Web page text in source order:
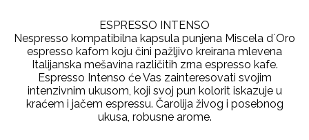
ESPRESSO INTENSO
​​Nespresso kompatibilna kapsula punjena Miscela d`Oro
espresso kafom koju čini pažljivo kreirana mlevena
Italijanska mešavina različitih zrna espresso kafe.
Espresso Intenso će Vas zainteresovati svojim
intenzivnim ukusom, koji svoj pun kolorit iskazuje u
kraćem i jačem espressu. Čarolija živog i posebnog
ukusa, robusne arome.